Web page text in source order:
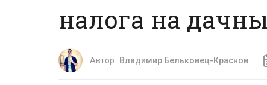
налога на
Автор: Владимир Бельковец-Краснов